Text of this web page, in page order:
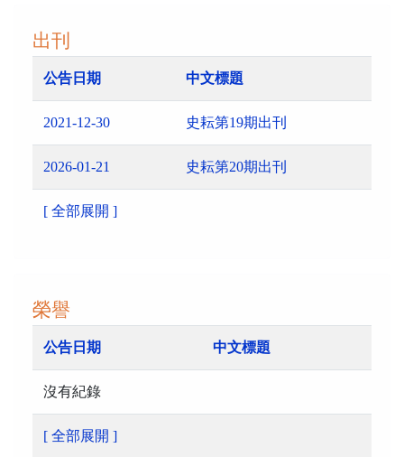
出刊
公告日期 中文標題
2021-12-30 史耘第19期出刊
2026-01-21 史耘第20期出刊
[ 全部展開 ]
榮譽
公告日期 中文標題
沒有紀錄
[ 全部展開 ]